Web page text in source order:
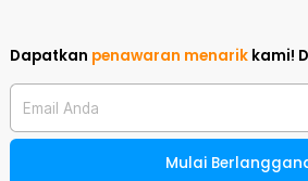
Dapatkan penawaran menarik kami!
Email Anda
Mulai